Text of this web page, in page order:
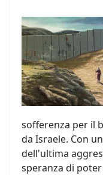
sofferenza per il
da Israele. Con
dell'ultima
speranza di